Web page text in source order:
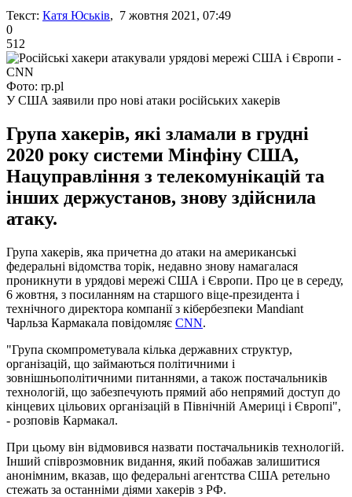
Текст: Катя Юськів, 7 жовтня 2021, 07:49
0
512
Фото: rp.pl
У США заявили про нові атаки російських хакерів
Група хакерів, які зламали в грудні
2020 року системи Мінфіну США,
Нацуправління з телекомунікацій та
інших держустанов, знову здійснила
атаку.
Група хакерів, яка причетна до атаки на американські
федеральні відомства торік, недавно знову намагалася
проникнути в урядові мережі США і Європи. Про це в середу,
6 жовтня, з посиланням на старшого віце-президента і
технічного директора компанії з кібербезпеки Mandiant
Чарльза Кармакала повідомляє CNN.
"Група скомпрометувала кілька державних структур,
організацій, що займаються політичними і
зовнішньополітичними питаннями, а також постачальників
технологій, що забезпечують прямий або непрямий доступ до
кінцевих цільових організацій в Північній Америці і Європі",
- розповів Кармакал.
При цьому він відмовився назвати постачальників технологій.
Інший співрозмовник видання, який побажав залишитися
анонімним, вказав, що федеральні агентства США ретельно
стежать за останніми діями хакерів з РФ.